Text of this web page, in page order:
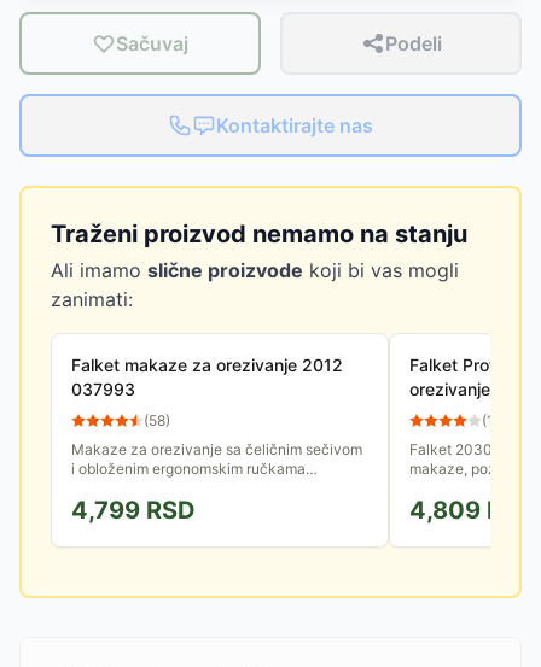
Sačuvaj Podeli
Kontaktirajte nas
Traženi proizvod nemamo na stanju
Ali imamo slične proizvode koji bi vas mogli
zanimati:
Falket makaze za orezivanje 2012
037993
(58)
Makaze za orezivanje sa čeličnim sečivom
i obloženim ergonomskim ručkama
je 21cm. Max prečnik sečenja 28mm.
4,799 RSD
Falket
orezivanje 2030
(15
Falket 2030 su
makaze, poznate
orezivanje grana
4,809 RSD